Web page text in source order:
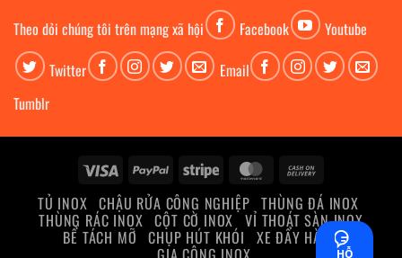
Theo dỏi chúng tôi trên mạng xã hội Facebook
Youtube
Twitter
Email
Tumblr
Visa PayPal Stripe MasterCard
Delivery
TỦ INOX CHẬU RỬA CÔNG NGHIỆP THÙNG ĐÁ INOX
THÙNG RÁC INOX CỘT CỜ INOX VỈ THOÁT SÀN INOX
BỂ TÁCH MỠ CHỤP HÚT KHÓI XE ĐẨY HÀNG
HỖ